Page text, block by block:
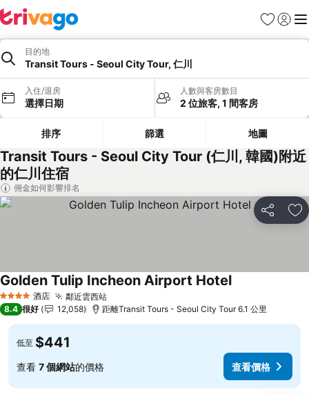
收藏夾
登入 選
目的地
Transit Tours - Seoul City Tour, 仁川
入住/退房
選擇日期
人數與客房數目
2 位旅客, 1 間客房
排序 篩選 地圖
Transit Tours - Seoul City Tour (仁川, 韓國)附近
的仁川住宿
佣金如何影響排名
分享 放
4 星級 酒店 鄰近雲西站
Golden Tulip Incheon Airport Hotel
8.4 很好 12,058 距離Transit Tours - Seoul City Tour 6.1 公里
低至 $441
查看 7 個網站的價格 查看價格